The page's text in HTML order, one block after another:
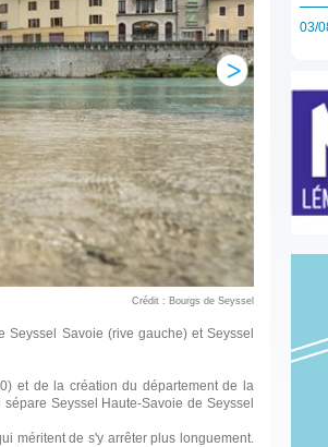
Crédit : Bourgs de Seyssel
Savoie (rive gauche) et Seyssel
et de la création du département de la
Seyssel Haute-Savoie de Seyssel
méritent de s'y arrêter plus longuement.
03/